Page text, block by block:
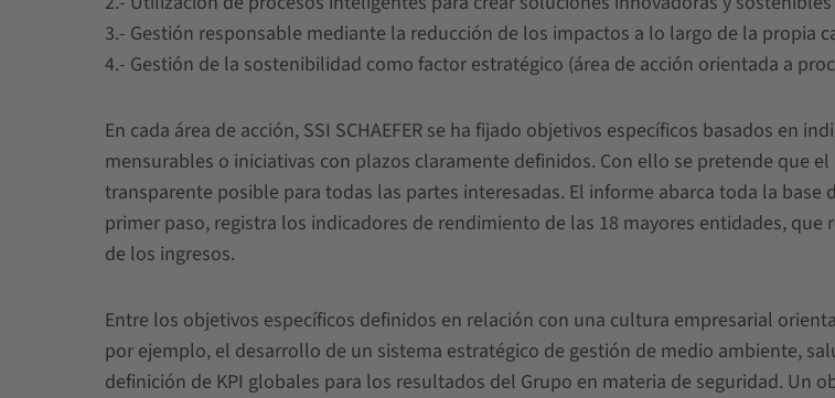
3.- Gestión responsable mediante la reducción de los impactos a lo largo de la propia
4.- Gestión de la sostenibilidad como factor estratégico (área de acción orientada a
En cada área de acción, SSI SCHAEFER se ha fijado objetivos específicos basados en
mensurables o iniciativas con plazos claramente definidos. Con ello se pretende que
transparente posible para todas las partes interesadas. El informe abarca toda la base
primer paso, registra los indicadores de rendimiento de las 18 mayores entidades, que
de los ingresos.
Entre los objetivos específicos definidos en relación con una cultura empresarial
por ejemplo, el desarrollo de un sistema estratégico de gestión de medio ambiente,
definición de KPI globales para los resultados del Grupo en materia de seguridad. Un